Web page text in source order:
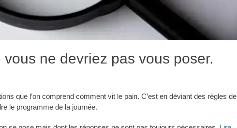
ne devriez pas vous poser.
que l’on comprend comment vit le pain. C’est en déviant des règles de
le programme de la journée.